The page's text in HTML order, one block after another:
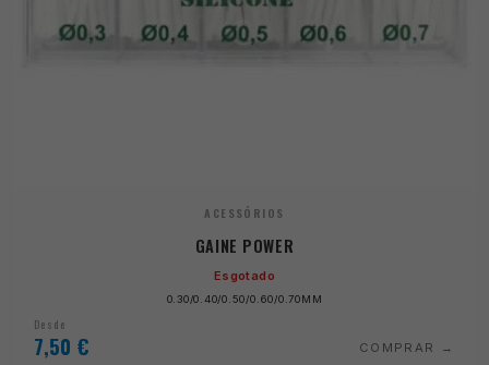
ACESSÓRIOS
GAINE POWER
Esgotado
0.30/0.40/0.50/0.60/0.70MM
Desde
7,50 € COMPRAR